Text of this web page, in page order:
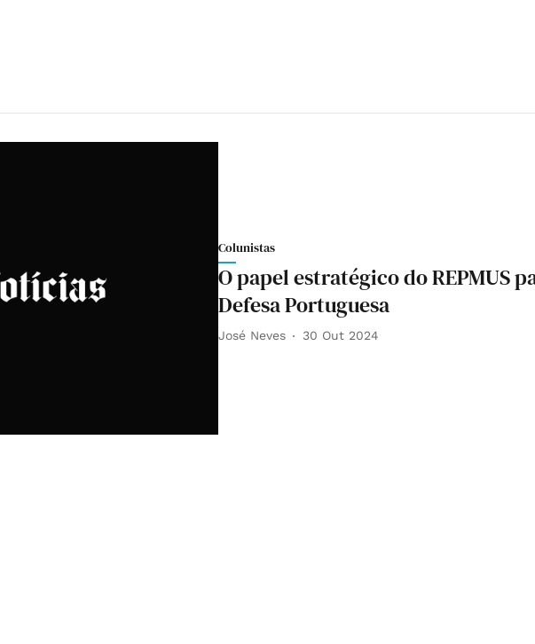
Colunistas
O papel estratégico do REPMUS
Defesa Portuguesa
José Neves 30 Out 2024